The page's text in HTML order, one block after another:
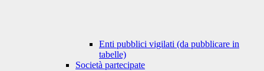
Enti pubblici vigilati (da pubblicare in
tabelle)
Società partecipate